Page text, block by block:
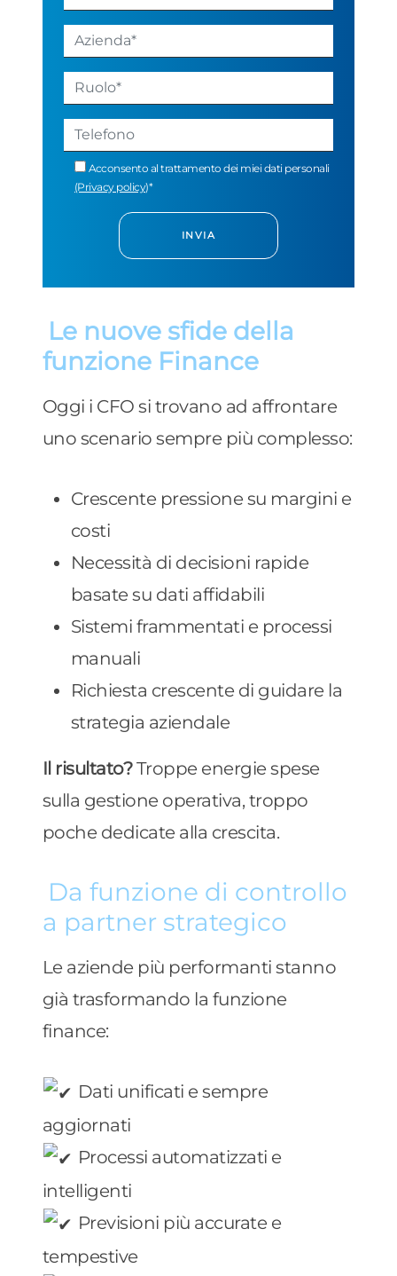
Acconsento al trattamento dei miei dati personali
(Privacy policy)*
Le nuove sfide della
funzione Finance
Oggi i CFO si trovano ad affrontare
uno scenario sempre più complesso:
Crescente pressione su margini e
costi
Necessità di decisioni rapide
basate su dati affidabili
Sistemi frammentati e processi
manuali
Richiesta crescente di guidare la
strategia aziendale
Il risultato?Troppe energie spese
sulla gestione operativa, troppo
poche dedicate alla crescita.
Da funzione di controllo
a partner strategico
Le aziende più performanti stanno
già trasformando la funzione
finance:
Dati unificati e sempre
aggiornati
Processi automatizzati e
intelligenti
Previsioni più accurate e
tempestive